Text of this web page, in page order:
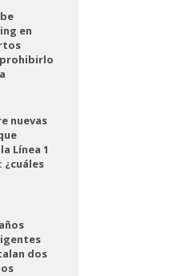
en
nuevas
Línea 1
dos